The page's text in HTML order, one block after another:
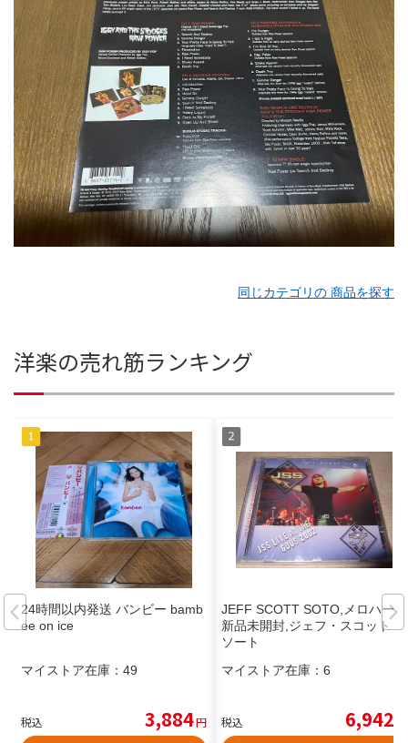
同じカテゴリの 商品を探す
洋楽の売れ筋ランキング
24時間以内発送 バンビー bamb
ee on ice
マイストア在庫： 49
税込 3,884円
JEFF SCOTT SOTO,メロハー,
新品未開封,ジェフ・スコット・
ソート
マイストア在庫： 6
税込 6,942